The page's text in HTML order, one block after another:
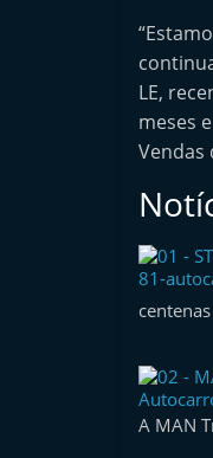
LE,
meses
Vendas
A MAN